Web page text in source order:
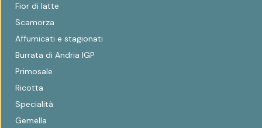
Fior di latte
Scamorza
Affumicati e stagionati
Burrata di Andria IGP
Primosale
Ricotta
Specialità
Gemella